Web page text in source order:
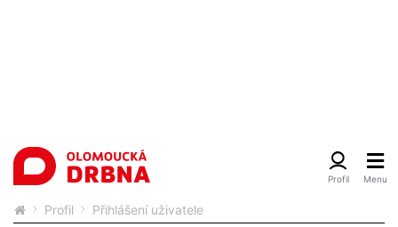
Profil Přihlášení uživatele